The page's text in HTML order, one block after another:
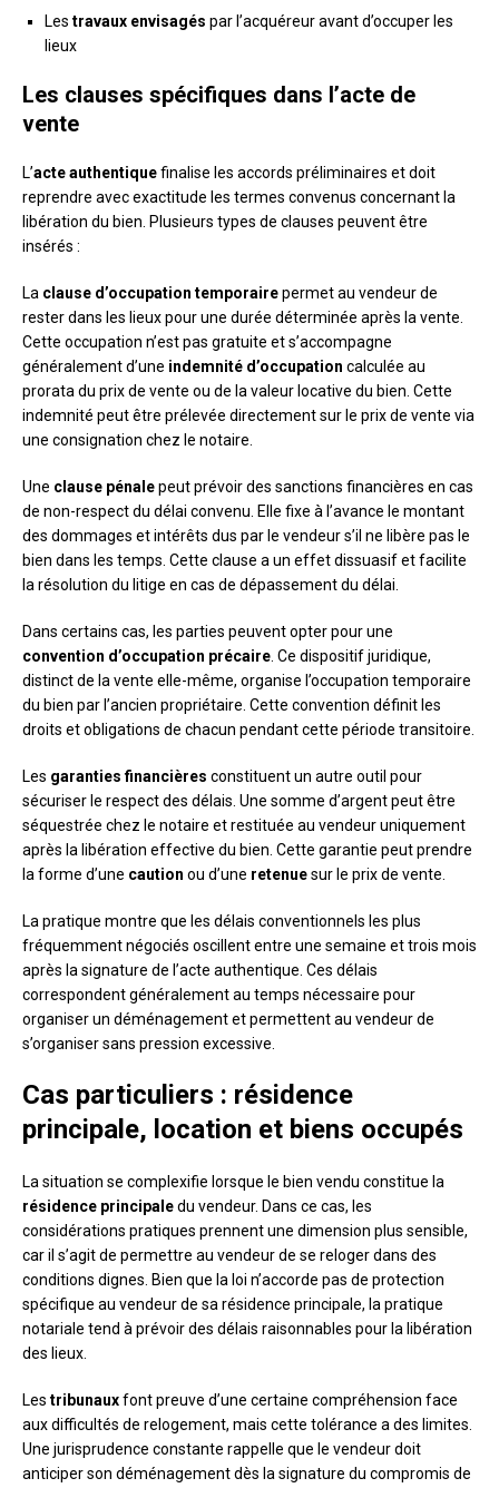
Les travaux envisagés par l’acquéreur avant d’occuper les
lieux
Les clauses spécifiques dans l’acte de
vente
L’acte authentiquefinalise les accords préliminaires et doit
reprendre avec exactitude les termes convenus concernant la
libération du bien. Plusieurs types de clauses peuvent être
insérés :
La clause d’occupation temporairepermet au vendeur de
rester dans les lieux pour une durée déterminée après la vente.
Cette occupation n’est pas gratuite et s’accompagne
généralement d’une indemnité d’occupation calculée au
prorata du prix de vente ou de la valeur locative du bien. Cette
indemnité peut être prélevée directement sur le prix de vente via
une consignation chez le notaire.
Une clause pénalepeut prévoir des sanctions financières en cas
de non-respect du délai convenu. Elle fixe à l’avance le montant
des dommages et intérêts dus par le vendeur s’il ne libère pas le
bien dans les temps. Cette clause a un effet dissuasif et facilite
la résolution du litige en cas de dépassement du délai.
Dans certains cas, les parties peuvent opter pour une
convention d’occupation précaire . Ce dispositif juridique,
distinct de la vente elle-même, organise l’occupation temporaire
du bien par l’ancien propriétaire. Cette convention définit les
droits et obligations de chacun pendant cette période transitoire.
Les garanties financières constituent un autre outil pour
sécuriser le respect des délais. Une somme d’argent peut être
séquestrée chez le notaire et restituée au vendeur uniquement
après la libération effective du bien. Cette garantie peut prendre
la forme d’une caution ou d’une retenuesur le prix de vente.
La pratique montre que les délais conventionnels les plus
fréquemment négociés oscillent entre une semaine et trois mois
après la signature de l’acte authentique. Ces délais
correspondent généralement au temps nécessaire pour
organiser un déménagement et permettent au vendeur de
s’organiser sans pression excessive.
Cas particuliers : résidence
principale, location et biens occupés
La situation se complexifie lorsque le bien vendu constitue la
résidence principaledu vendeur. Dans ce cas, les
considérations pratiques prennent une dimension plus sensible,
car il s’agit de permettre au vendeur de se reloger dans des
conditions dignes. Bien que la loi n’accorde pas de protection
spécifique au vendeur de sa résidence principale, la pratique
notariale tend à prévoir des délais raisonnables pour la libération
des lieux.
Les tribunauxfont preuve d’une certaine compréhension face
aux difficultés de relogement, mais cette tolérance a des limites.
Une jurisprudence constante rappelle que le vendeur doit
anticiper son déménagement dès la signature du compromis de